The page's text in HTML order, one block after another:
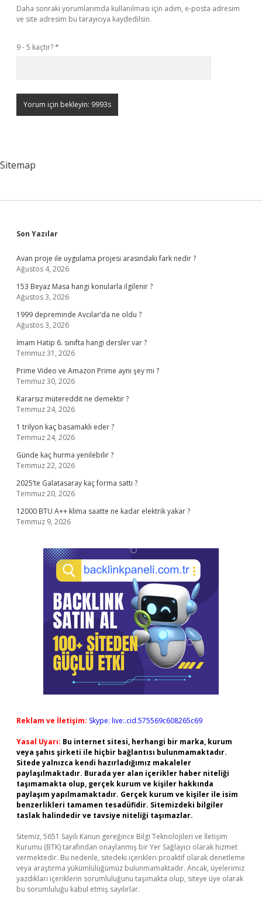
Daha sonraki yorumlarımda kullanılması için adım, e-posta adresim
ve site adresim bu tarayıcıya kaydedilsin.
9 - 5 kaçtır?*
Sitemap
Sidebar
Son Yazılar
Avan proje ile uygulama projesi arasındaki fark nedir ?
Ağustos 4, 2026
153 Beyaz Masa hangi konularla ilgilenir ?
Ağustos 3, 2026
1999 depreminde Avcılar’da ne oldu ?
Ağustos 3, 2026
İmam Hatip 6. sınıfta hangi dersler var ?
Temmuz 31, 2026
Prime Video ve Amazon Prime aynı şey mi ?
Temmuz 30, 2026
Kararsız mütereddit ne demektir ?
Temmuz 24, 2026
1 trilyon kaç basamaklı eder ?
Temmuz 24, 2026
Günde kaç hurma yenilebilir ?
Temmuz 22, 2026
2025’te Galatasaray kaç forma sattı ?
Temmuz 20, 2026
12000 BTU A++ klima saatte ne kadar elektrik yakar ?
Temmuz 9, 2026
Reklam ve İletişim: Skype: live:.cid.575569c608265c69
Yasal Uyarı: Bu internet sitesi, herhangi bir marka, kurum
veya şahıs şirketi ile hiçbir bağlantısı bulunmamaktadır.
Sitede yalnızca kendi hazırladığımız makaleler
paylaşılmaktadır. Burada yer alan içerikler haber niteliği
taşımamakta olup, gerçek kurum ve kişiler hakkında
paylaşım yapılmamaktadır. Gerçek kurum ve kişiler ile isim
benzerlikleri tamamen tesadüfidir. Sitemizdeki bilgiler
taslak halindedir ve tavsiye niteliği taşımazlar.
Sitemiz, 5651 Sayılı Kanun gereğince Bilgi Teknolojileri ve İletişim
Kurumu (BTK) tarafından onaylanmış bir Yer Sağlayıcı olarak hizmet
vermektedir. Bu nedenle, sitedeki içerikleri proaktif olarak denetleme
veya araştırma yükümlülüğümüz bulunmamaktadır. Ancak, üyelerimiz
yazdıkları içeriklerin sorumluluğunu taşımakta olup, siteye üye olarak
bu sorumluluğu kabul etmiş sayılırlar.